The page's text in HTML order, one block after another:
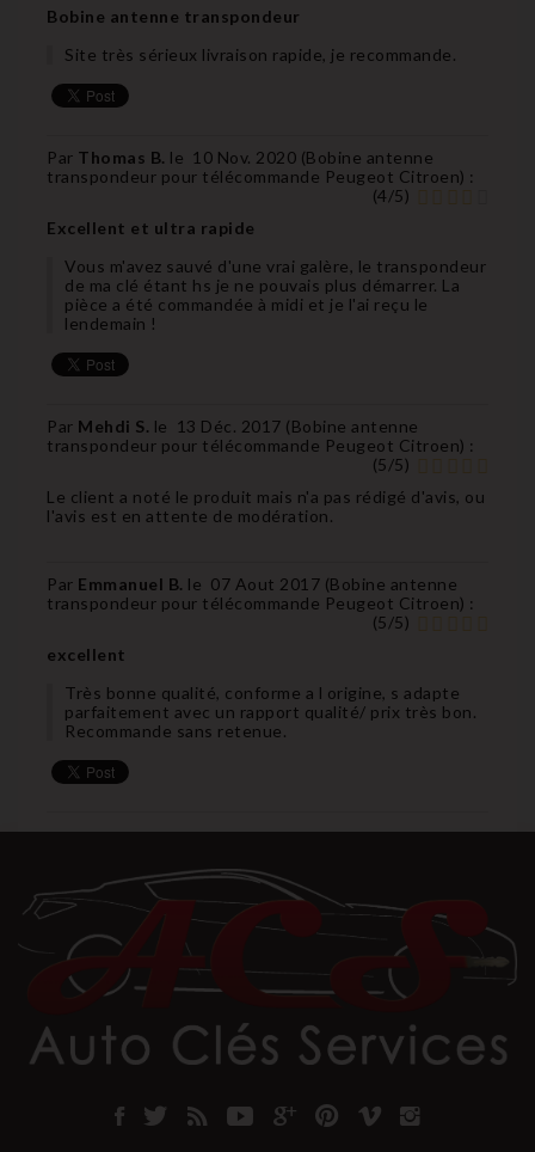
Bobine antenne transpondeur
Site très sérieux livraison rapide, je recommande.
Par Thomas B. le 10 Nov. 2020 (Bobine antenne
transpondeur pour télécommande Peugeot Citroen) :
(4/5)
Excellent et ultra rapide
Vous m'avez sauvé d'une vrai galère, le transpondeur
de ma clé étant hs je ne pouvais plus démarrer. La
pièce a été commandée à midi et je l'ai reçu le
lendemain !
Par Mehdi S. le 13 Déc. 2017 (Bobine antenne
transpondeur pour télécommande Peugeot Citroen) :
(5/5)
Le client a noté le produit mais n'a pas rédigé d'avis, ou
l'avis est en attente de modération.
Par Emmanuel B. le 07 Aout 2017 (Bobine antenne
transpondeur pour télécommande Peugeot Citroen) :
(5/5)
excellent
Très bonne qualité, conforme a l origine, s adapte
parfaitement avec un rapport qualité/ prix très bon.
Recommande sans retenue.